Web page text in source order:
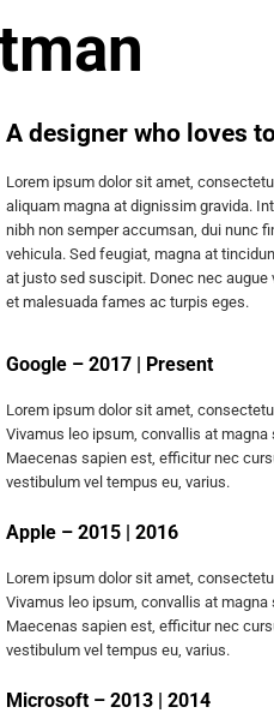
A designer who loves
Lorem ipsum dolor sit amet,
aliquam magna at dignissim gravida.
nibh non semper accumsan, dui nunc
vehicula. Sed feugiat, magna at
at justo sed suscipit. Donec nec
et malesuada fames ac turpis eges.
Google – 2017 | Present
Lorem ipsum dolor sit amet,
Vivamus leo ipsum, convallis at
Maecenas sapien est, efficitur nec
vestibulum vel tempus eu, varius.
Apple – 2015 | 2016
Lorem ipsum dolor sit amet,
Vivamus leo ipsum, convallis at
Maecenas sapien est, efficitur nec
vestibulum vel tempus eu, varius.
Microsoft – 2013 | 2014